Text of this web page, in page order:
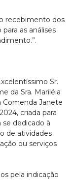
recebimento dos
as análises
Sr.
da Sra. Mariléia
Comenda Janete
criada para
dedicado à
de atividades
ou serviços
pela indicação